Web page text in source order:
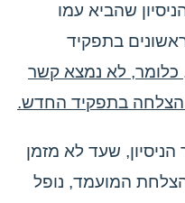
שהביא עמו
הראשונים בתפקיד
כלומר, לא נמצא קשר
הצלחה בתפקיד החדש.
שעד לא מזמן
המועמד, נופל